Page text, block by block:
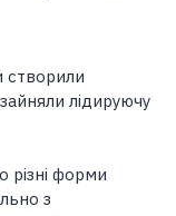
створили
лідируючу
різні форми
з